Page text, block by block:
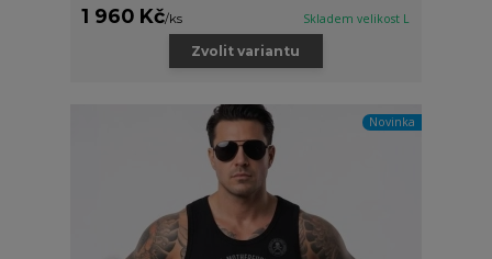
1 960 Kč/ks Skladem velikost L
Zvolit variantu
Novinka